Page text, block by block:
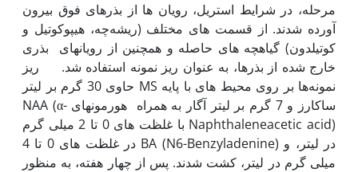
مرحله، در شرایط استریل، رویان ها از بذرهای فوق بیرون
آورده شدند. از قسمت های مختلف (ریشه‌چه، هیپوکوتیل و
کوتیلدون) گیاه‏چه های حاصله و همچنین از رویان‏های بذری
خارج شده از بذرها، به عنوان ریز نمونه استفاده شد. ریز
نمونه‌ها بر روی محیط های با پایه MS حاوی 30 گرم بر لیتر
ساکارز و 7 گرم بر لیتر آگار به همراه هورمون‏های NAA (α-
Naphthaleneacetic acid) با غلظت های 0 تا 2 میلی گرم
در لیتر، و BA (N6-Benzyladenine) در غلظت های 0 تا 4
میلی گرم در لیتر، کشت شدند. پس از چهار هفته، به منظور